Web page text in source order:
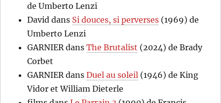
de Umberto Lenzi
David dans Si douces, si perverses (1969) de
Umberto Lenzi
GARNIER dansThe Brutalist (2024) de Brady
Corbet
GARNIER dansDuel au soleil (1946) de King
Vidor et William Dieterle